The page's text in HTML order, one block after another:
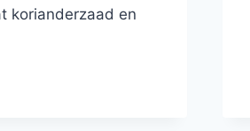
korianderzaad en